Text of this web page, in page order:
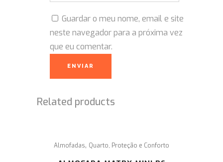
Guardar o meu nome, email e site
neste navegador para a próxima vez
que eu comentar.
Related products
Almofadas, Quarto, Proteção e Conforto